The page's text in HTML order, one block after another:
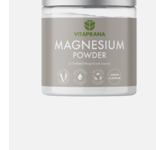
forekommende salt.* % av referanseverdi
Best før: 30. september 2027